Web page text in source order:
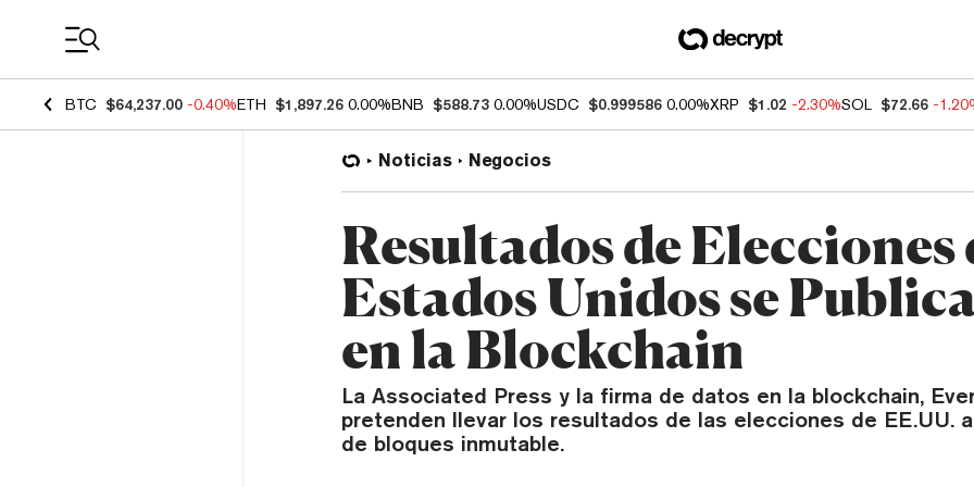
BTC $64,237.00 -0.40%ETH $1,897.26 0.00%BNB $588.73 0.00%USDC $0.999586 0.00%XRP $1.02 -2.30%SOL $72.66 -
Noticias Negocios
Resultados de Elecciones
Estados Unidos se
en la Blockchain
La Associated Press y la firma de datos en la blockchain,
pretenden llevar los resultados de las elecciones de EE.UU.
de bloques inmutable.